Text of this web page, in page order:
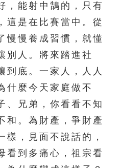
，能射中鵠的，只有
這是在比賽當中。從
慢慢養成習慣，就懂
別人。將來踏進社
到底。一家人，人人
什麼今天家庭做不
、兄弟，你看看不知
和。為財產，爭財產
樣，見面不說話的，
看到多痛心，祖宗看